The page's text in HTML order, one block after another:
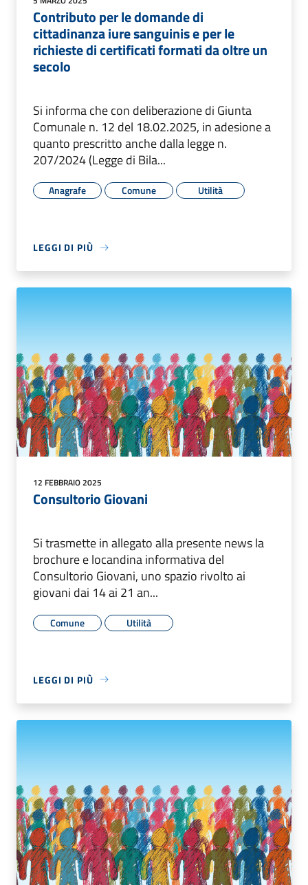
Contributo per le domande di
cittadinanza iure sanguinis e per le
richieste di certificati formati da oltre un
secolo
Si informa che con deliberazione di Giunta
Comunale n. 12 del 18.02.2025, in adesione a
quanto prescritto anche dalla legge n.
207/2024 (Legge di Bila...
Anagrafe Comune Utilità
LEGGI DI PIÙ
12 FEBBRAIO 2025
Consultorio Giovani
Si trasmette in allegato alla presente news la
brochure e locandina informativa del
Consultorio Giovani, uno spazio rivolto ai
giovani dai 14 ai 21 an...
Comune Utilità
LEGGI DI PIÙ